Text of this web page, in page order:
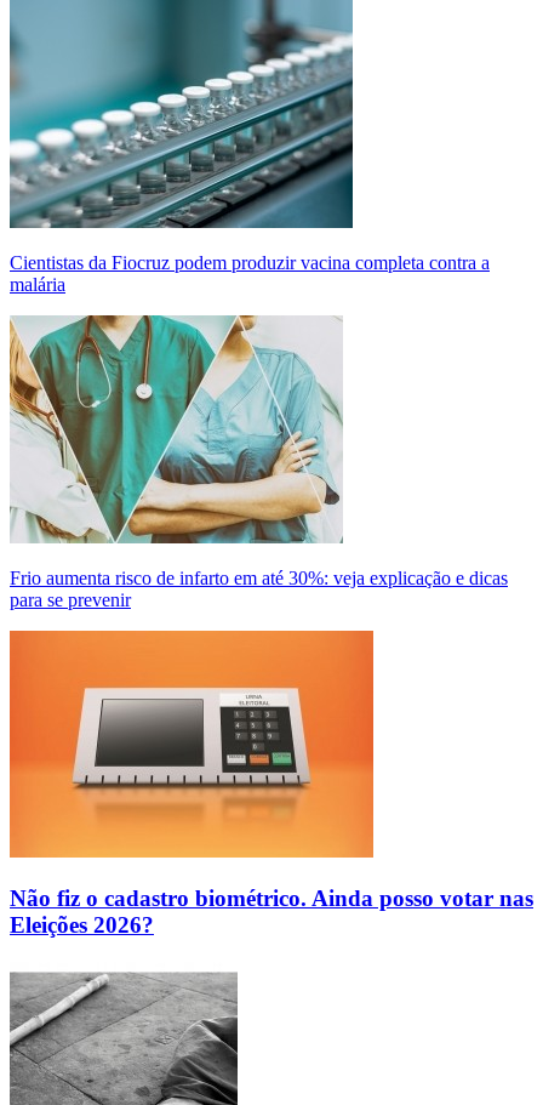
Cientistas da Fiocruz podem produzir vacina completa contra a
malária
Frio aumenta risco de infarto em até 30%: veja explicação e dicas
para se prevenir
Não fiz o cadastro biométrico. Ainda posso votar nas
Eleições 2026?